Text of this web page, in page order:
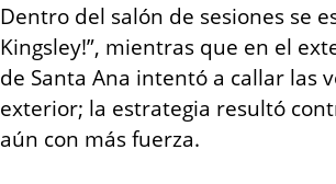
Dentro del salón de sesiones se
Kingsley!”, mientras que en el
de Santa Ana intentó a callar las
exterior; la estrategia resultó
aún con más fuerza.